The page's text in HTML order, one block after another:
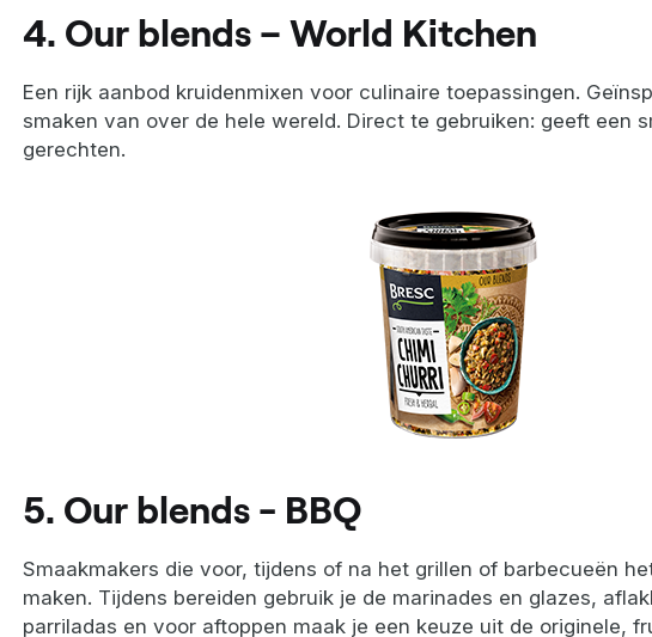
4. Our blends – World Kitchen
Een rijk aanbod kruidenmixen voor culinaire toepassingen.
smaken van over de hele wereld. Direct te gebruiken: geeft een
gerechten.
5. Our blends - BBQ
Smaakmakers die voor, tijdens of na het grillen of barbecueën
maken. Tijdens bereiden gebruik je de marinades en glazes,
parriladas en voor aftoppen maak je een keuze uit de originele,